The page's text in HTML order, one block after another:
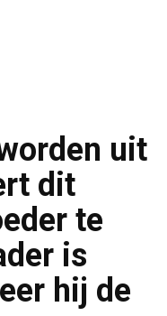
uit
dit
te
is
hij de